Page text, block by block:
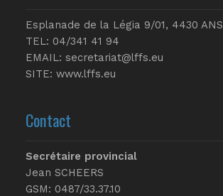
Esplanade de la Légia 9/01, 4430 ANS
TEL: 04/341 41 94
EMAIL: secretariat@lffs.eu
SITE: www.lffs.eu
Contact
Secrétaire provincial
Jean SCHEERS
GSM: 0487/33.37.10